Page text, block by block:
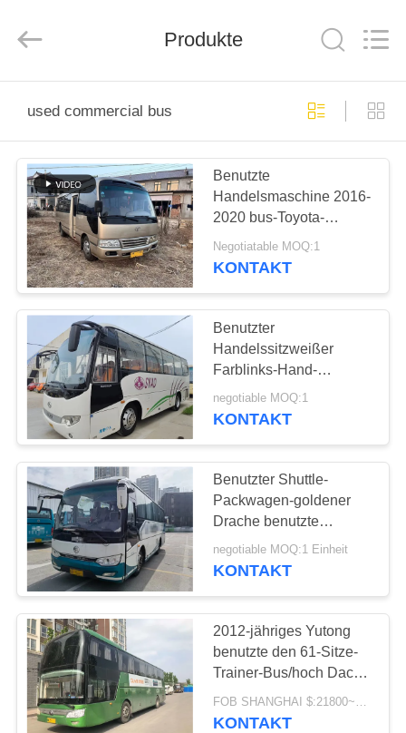
PRODUKTE
ÜBER
UNS
FABRIK-
AUSFLUG
QUALITÄTSKONTROLLE
TRETEN
SIE
MIT
UNS
VERBINDUNG
FORDERN
SIE EIN
ZITAT
LTD..
Produkte
used commercial bus
Benutzte
Handelsmaschine 2016-
2020 bus-Toyota-
Küstenmotorschiff-
30seats 2TR
Negotiatable MOQ:1
KONTAKT
Benutzter
Handelssitzweißer
Farblinks-Hand-
Antriebs-höherer Bus
KLQ6856 der bus
negotiable MOQ:1
KONTAKT
Benutzter Shuttle-
Packwagen-goldener
Drache benutzte
Handelsbus XML6857
Yuchai YC6J 34seats
negotiable MOQ:1 Einheit
KONTAKT
2012-jähriges Yutong
benutzte den 61-Sitze-
Trainer-Bus/hoch Dach-
Grün benutzten
Handelsbus
KONTAKT